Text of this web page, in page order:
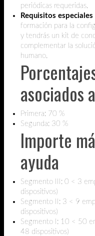
periódicas requeridas.
Requisitos
formación para la
y tendrás un kit de
complementar la
humano.
asociados
Primera: 70 %
Segunda: 30 %
Importe
ayuda
Segmento III: 0 < 3
dispositivos)
Segmento II: 3 < 9
dispositivos)
Segmento I: 10 < 50
48 dispositivos)